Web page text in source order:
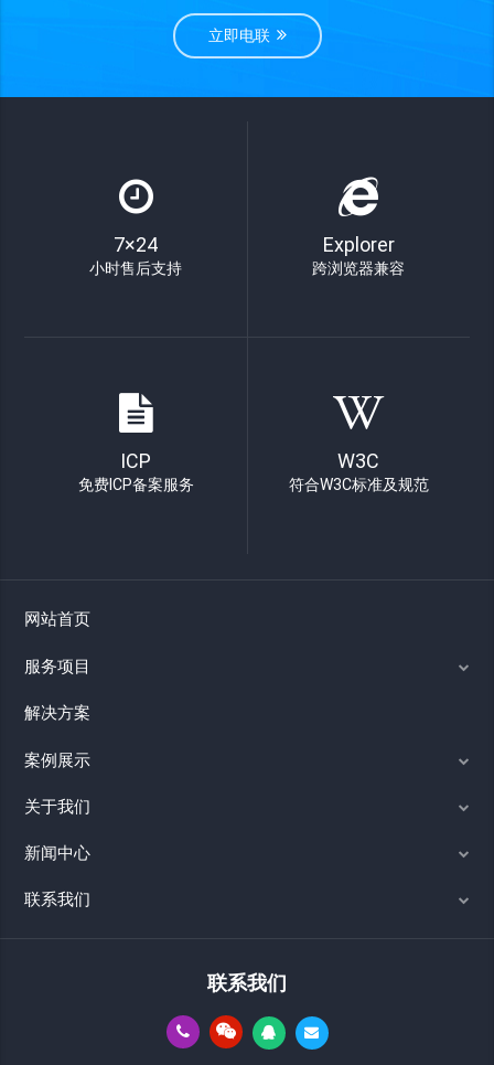
立即电联
7×24
小时售后支持
Explorer
跨浏览器兼容
ICP
免费ICP备案服务
W3C
符合W3C标准及规范
网站首页
服务项目
解决方案
案例展示
关于我们
新闻中心
联系我们
联系我们